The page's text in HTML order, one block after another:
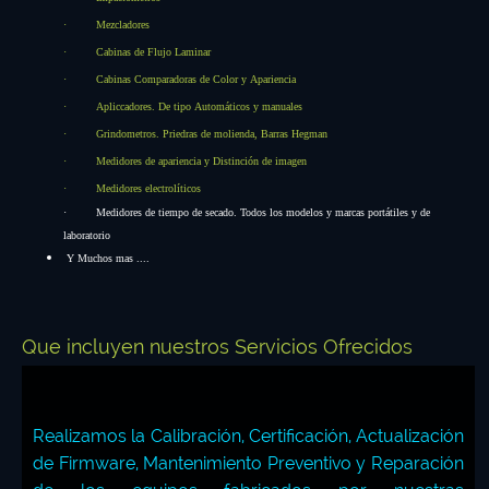
·Mezcladores
·Cabinas de Flujo Laminar
·Cabinas Comparadoras de Color y Apariencia
· Apliccadores. De tipo Automáticos y manuales
·Grindometros. Priedras de molienda, Barras Hegman
·Medidores de apariencia y Distinción de imagen
·Medidores electrolíticos
·Medidores de tiempo de secado. Todos los modelos y marcas portátiles y de
laboratorio
Y Muchos mas ....
Que incluyen nuestros Servicios Ofrecidos
Realizamos la Calibración, Certificación, Actualización
de Firmware, Mantenimiento Preventivo y Reparación